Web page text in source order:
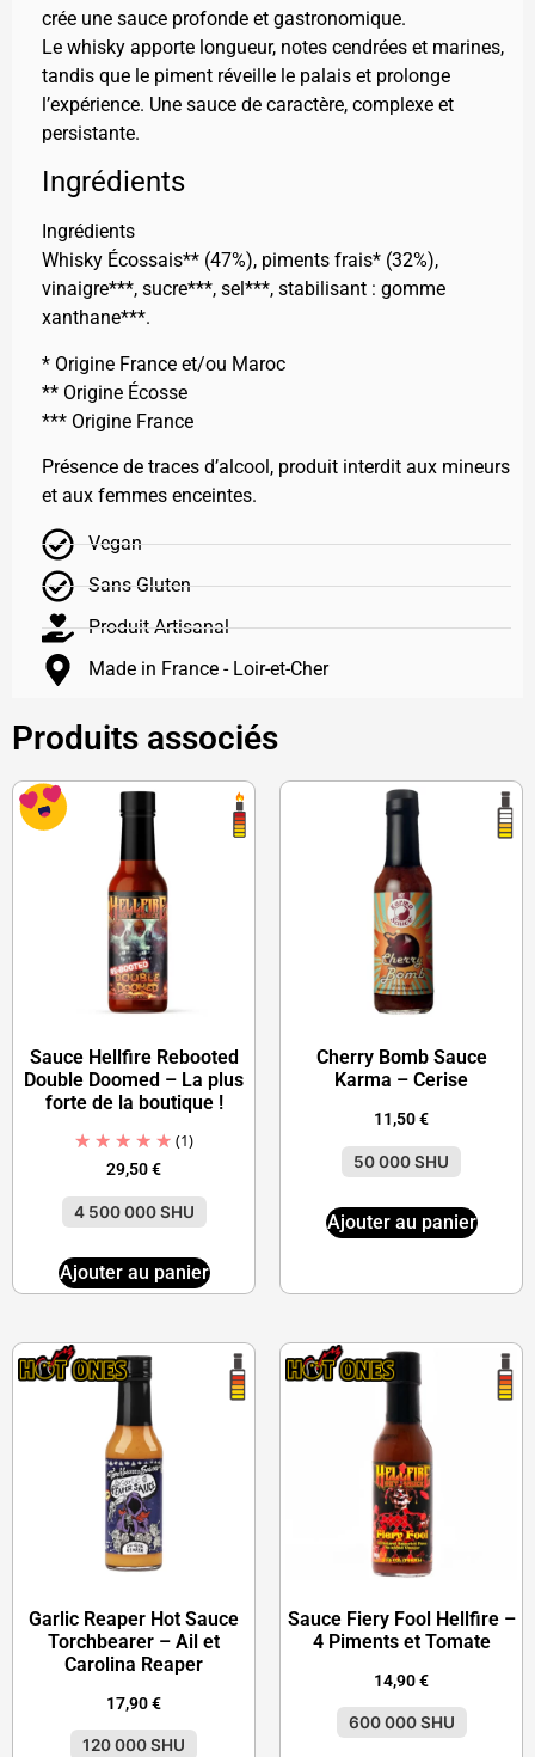
crée une sauce profonde et gastronomique.
Le whisky apporte longueur, notes cendrées et marines,
tandis que le piment réveille le palais et prolonge
l’expérience. Une sauce de caractère, complexe et
persistante.
Ingrédients
Ingrédients
Whisky Écossais** (47%), piments frais* (32%),
vinaigre***, sucre***, sel***, stabilisant : gomme
xanthane***.
* Origine France et/ou Maroc
** Origine Écosse
*** Origine France
Présence de traces d’alcool, produit interdit aux mineurs
et aux femmes enceintes.
Vegan
Sans Gluten
Produit Artisanal
Made in France - Loir-et-Cher
Produits associés
Sauce Hellfire Rebooted
Double Doomed – La plus
forte de la boutique !
(1)
29,50€
4 500 000 SHU
Ajouter au panier
Cherry Bomb Sauce
Karma – Cerise
11,50€
50 000 SHU
Ajouter au panier
Garlic Reaper Hot Sauce
Torchbearer – Ail et
Carolina Reaper
17,90€
120 000 SHU
Sauce Fiery Fool Hellfire –
4 Piments et Tomate
14,90€
600 000 SHU